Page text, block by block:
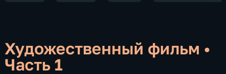
Художественный фильм •
Часть 1